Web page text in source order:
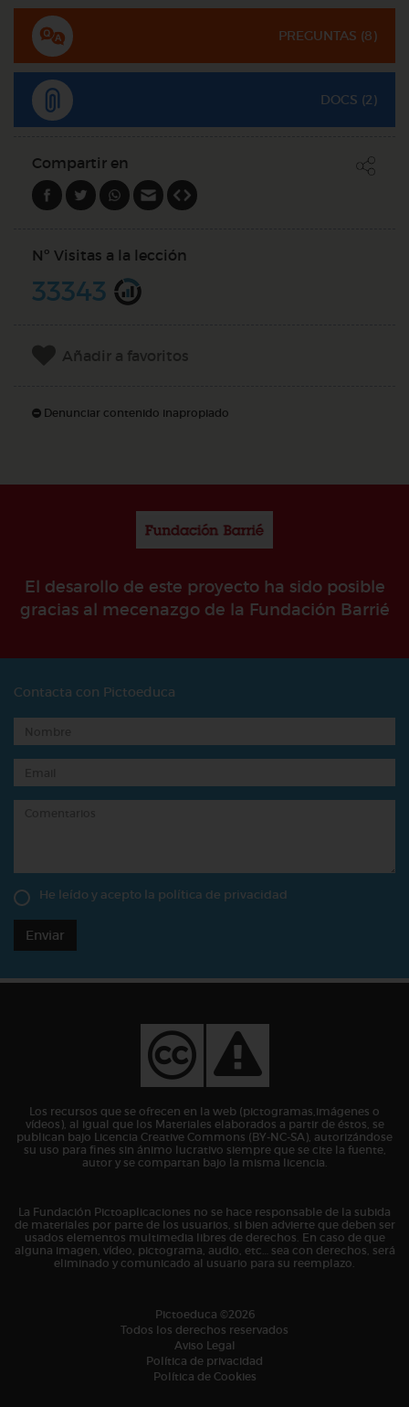
PREGUNTAS (8)
DOCS (2)
Compartir en
Nº Visitas a la lección
33343
Añadir a favoritos
Denunciar contenido inapropiado
El desarollo de este proyecto ha sido posible
gracias al mecenazgo de la Fundación Barrié
Contacta con Pictoeduca
He leído y acepto la política de privacidad
Enviar
Los recursos que se ofrecen en la web (pictogramas,imágenes o
vídeos), al igual que los Materiales elaborados a partir de éstos, se
publican bajo Licencia Creative Commons (BY-NC-SA), autorizándose
su uso para fines sin ánimo lucrativo siempre que se cite la fuente,
autor y se compartan bajo la misma licencia.
La Fundación Pictoaplicaciones no se hace responsable de la subida
de materiales por parte de los usuarios, si bien advierte que deben ser
usados elementos multimedia libres de derechos. En caso de que
alguna imagen, vídeo, pictograma, audio, etc… sea con derechos, será
eliminado y comunicado al usuario para su reemplazo.
Pictoeduca ©2026
Todos los derechos reservados
Aviso Legal
Política de privacidad
Política de Cookies